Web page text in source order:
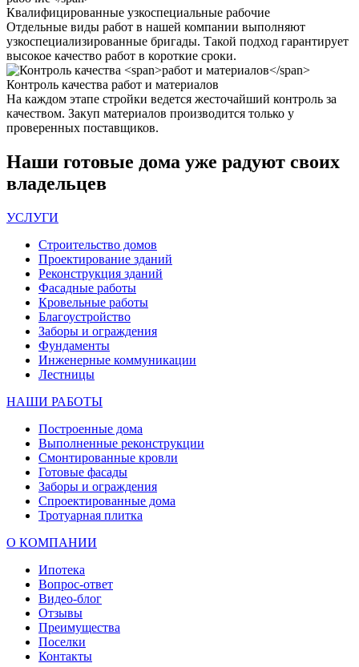
Квалифицированные узкоспециальные рабочие
Отдельные виды работ в нашей компании выполняют
узкоспециализированные бригады. Такой подход гарантирует
высокое качество работ в короткие сроки.
Контроль качества работ и материалов
На каждом этапе стройки ведется жесточайший контроль за
качеством. Закуп материалов производится только у
проверенных поставщиков.
Наши готовые дома уже радуют своих
владельцев
УСЛУГИ
Строительство домов
Проектирование зданий
Реконструкция зданий
Фасадные работы
Кровельные работы
Благоустройство
Заборы и ограждения
Фундаменты
Инженерные коммуникации
Лестницы
НАШИ РАБОТЫ
Построенные дома
Выполненные реконструкции
Смонтированные кровли
Готовые фасады
Заборы и ограждения
Спроектированные дома
Тротуарная плитка
О КОМПАНИИ
Ипотека
Вопрос-ответ
Видео-блог
Отзывы
Преимущества
Поселки
Контакты